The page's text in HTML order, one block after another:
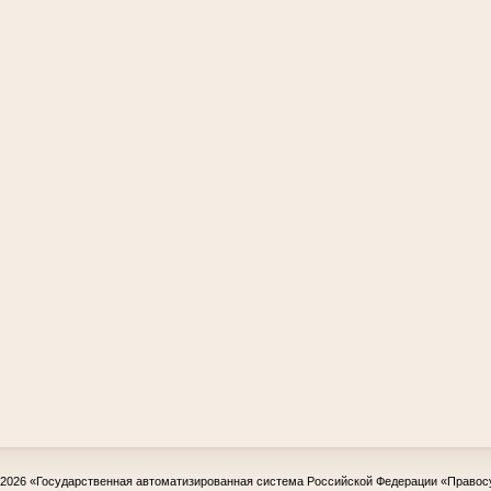
«Государственная автоматизированная система Российской Федерации